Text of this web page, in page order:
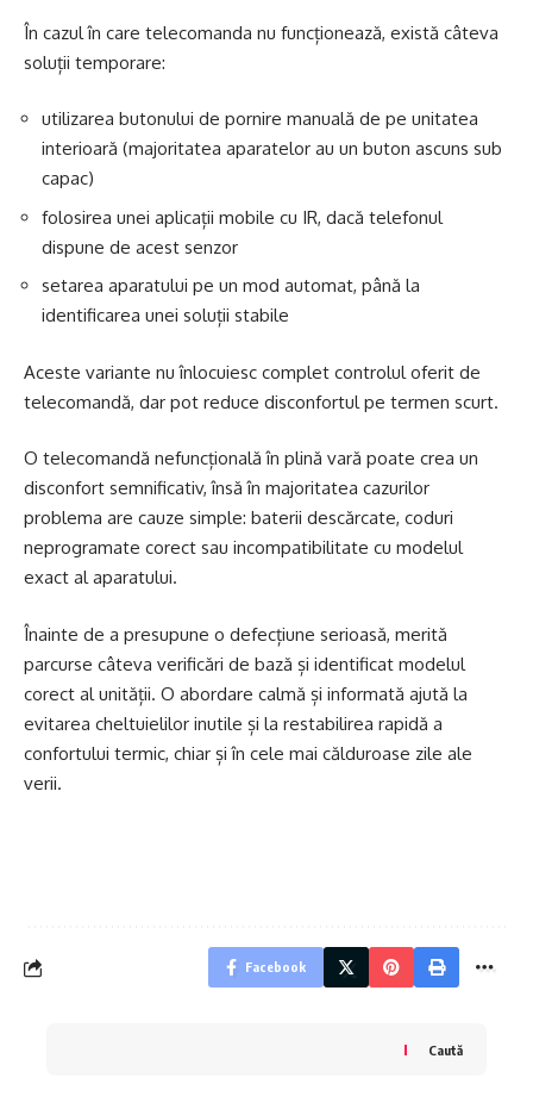
În cazul în care telecomanda nu funcționează, există câteva
soluții temporare:
utilizarea butonului de pornire manuală de pe unitatea
interioară (majoritatea aparatelor au un buton ascuns sub
capac)
folosirea unei aplicații mobile cu IR, dacă telefonul
dispune de acest senzor
setarea aparatului pe un mod automat, până la
identificarea unei soluții stabile
Aceste variante nu înlocuiesc complet controlul oferit de
telecomandă, dar pot reduce disconfortul pe termen scurt.
O telecomandă nefuncțională în plină vară poate crea un
disconfort semnificativ, însă în majoritatea cazurilor
problema are cauze simple: baterii descărcate, coduri
neprogramate corect sau incompatibilitate cu modelul
exact al aparatului.
Înainte de a presupune o defecțiune serioasă, merită
parcurse câteva verificări de bază și identificat modelul
corect al unității. O abordare calmă și informată ajută la
evitarea cheltuielilor inutile și la restabilirea rapidă a
confortului termic, chiar și în cele mai călduroase zile ale
verii.
Facebook
Caută